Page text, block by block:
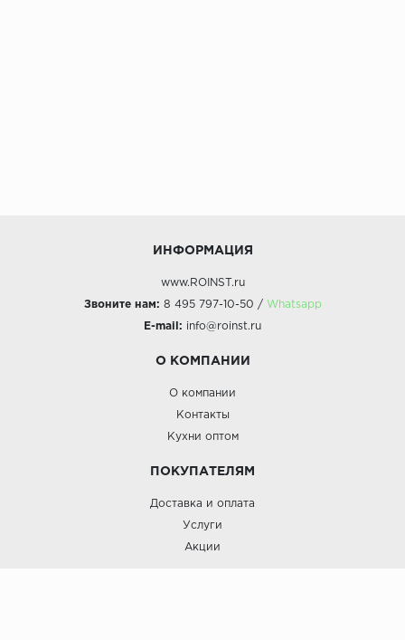
ИНФОРМАЦИЯ
www.ROINST.ru
Звоните нам: 8 495 797-10-50 / Whatsapp
E-mail: info@roinst.ru
О КОМПАНИИ
О компании
Контакты
Кухни оптом
ПОКУПАТЕЛЯМ
Доставка и оплата
Услуги
Акции